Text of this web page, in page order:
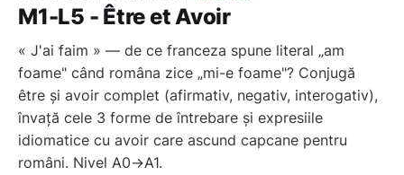
M1-L5 - Être et Avoir
« J'ai faim » — de ce franceza spune literal „am
foame" când româna zice „mi-e foame"? Conjugă
être și avoir complet (afirmativ, negativ, interogativ),
învață cele 3 forme de întrebare și expresiile
idiomatice cu avoir care ascund capcane pentru
români. Nivel A0→A1.